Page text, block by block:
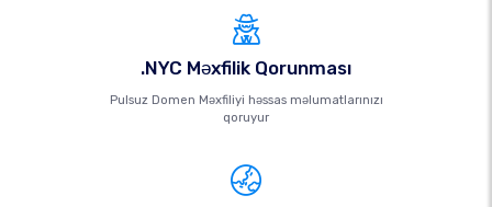
.NYC Məxfilik Qorunması
Pulsuz Domen Məxfiliyi həssas məlumatlarınızı
qoruyur